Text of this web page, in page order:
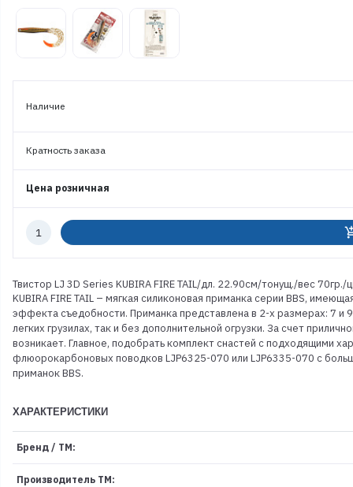
Наличие
Кратность заказа
Цена розничная
Количество
Твистор LJ 3D Series KUBIRA FIRE TAIL/дл. 22.90см/тонущ./вес 70гр./
KUBIRA FIRE TAIL – мягкая силиконовая приманка серии BBS,
эффекта съедобности. Приманка представлена в 2-х размерах: 7 и
легких грузилах, так и без дополнительной огрузки. За счет
возникает. Главное, подобрать комплект снастей с подходящими
флюорокарбоновых поводков LJP6325-070 или LJP6335-070 с
приманок BBS.
ХАРАКТЕРИСТИКИ
Бренд / ТМ:
Производитель ТМ: